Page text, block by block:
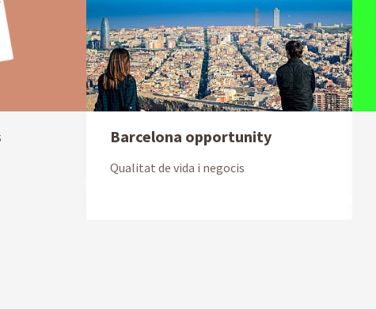
Barcelona opportunity
Qualitat de vida i negocis